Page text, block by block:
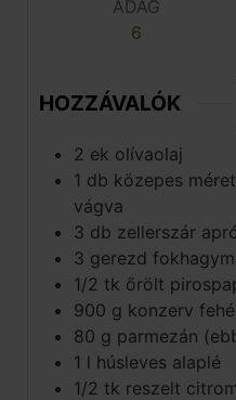
ADAG
6
HOZZÁVALÓK
2 ek olívaolaj
1 db közepes
vágva
3 db zellerszár
3 gerezd
1/2 tk őrölt
900 g konzerv
80 g parmezán
1 l húsleves alaplé
1/2 tk reszelt